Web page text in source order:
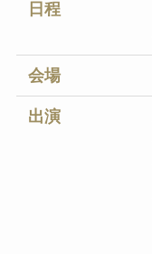
日程
会場
出演